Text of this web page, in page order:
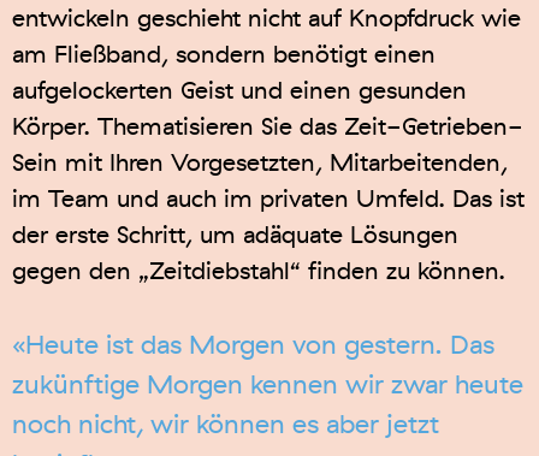
entwickeln geschieht nicht auf Knopfdruck wie
am Fließband, sondern benötigt einen
aufgelockerten Geist und einen gesunden
Körper. Thematisieren Sie das Zeit-Getrieben-
Sein mit Ihren Vorgesetzten, Mitarbeitenden,
im Team und auch im privaten Umfeld. Das ist
der erste Schritt, um adäquate Lösungen
gegen den „Zeitdiebstahl“ finden zu können.
«Heute ist das Morgen von gestern. Das
zukünftige Morgen kennen wir zwar heute
noch nicht, wir können es aber jetzt